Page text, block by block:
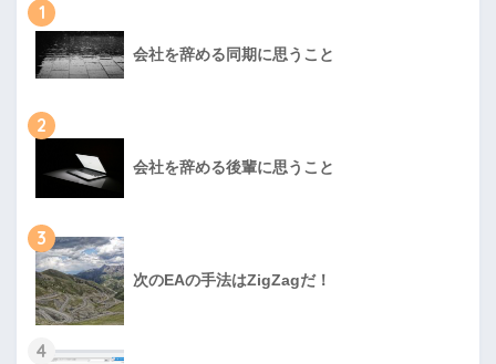
1
会社を辞める同期に思うこと
2
会社を辞める後輩に思うこと
3
次のEAの手法はZigZagだ！
4